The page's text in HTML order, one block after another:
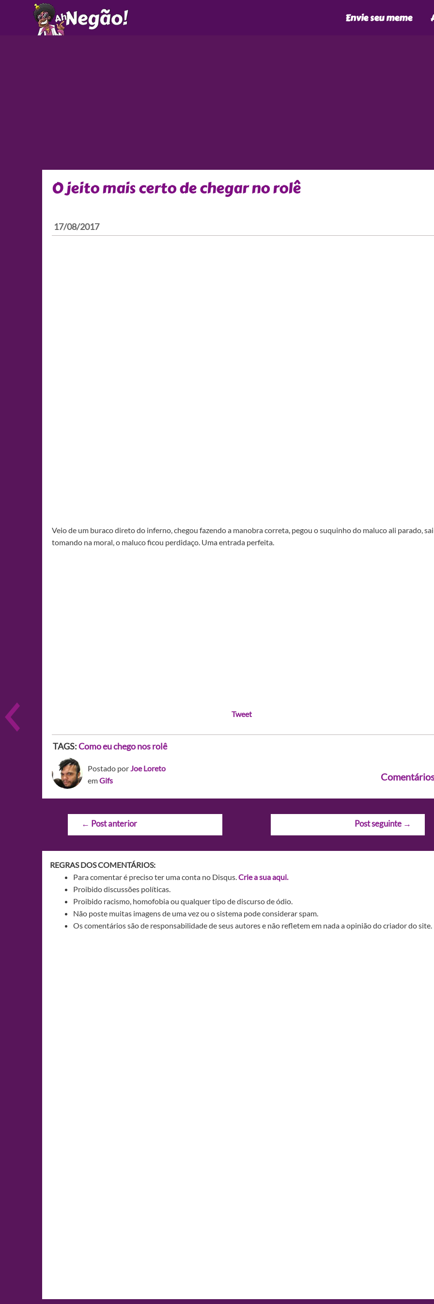
Envie seu meme
O jeito mais certo de chegar no rolê
17/08/2017
Veio de um buraco direto do inferno, chegou fazendo a manobra correta, pegou o suquinho do maluco ali parado,
tomando na moral, o maluco ficou perdidaço. Uma entrada perfeita.
Tweet
TAGS:Como eu chego nos rolê
Postado porJoe Loreto
emGifs
Navegação
← Post anterior Post seguinte →
REGRAS DOS COMENTÁRIOS:
Para comentar é preciso ter uma conta no Disqus.Crie a sua aqui.
Proibido discussões políticas.
Proibido racismo, homofobia ou qualquer tipo de discurso de ódio.
Não poste muitas imagens de uma vez ou o sistema pode considerar spam.
Os comentários são de responsabilidade de seus autores e não refletem em nada a opinião do criador do site.